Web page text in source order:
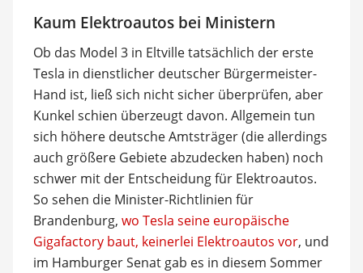
Kaum Elektroautos bei Ministern
Ob das Model 3 in Eltville tatsächlich der erste
Tesla in dienstlicher deutscher Bürgermeister-
Hand ist, ließ sich nicht sicher überprüfen, aber
Kunkel schien überzeugt davon. Allgemein tun
sich höhere deutsche Amtsträger (die allerdings
auch größere Gebiete abzudecken haben) noch
schwer mit der Entscheidung für Elektroautos.
So sehen die Minister-Richtlinien für
Brandenburg, wo Tesla seine europäische
Gigafactory baut, keinerlei Elektroautos vor, und
im Hamburger Senat gab es in diesem Sommer